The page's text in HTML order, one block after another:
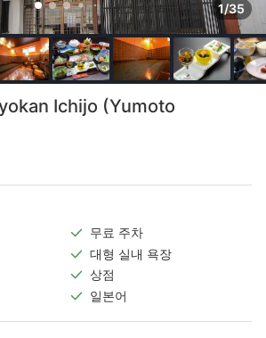
1/35
Ichijo (Yumoto
무료 주차
대형 실내 욕장
상점
일본어